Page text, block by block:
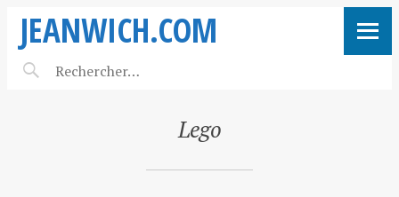
JEANWICH.COM
Lego